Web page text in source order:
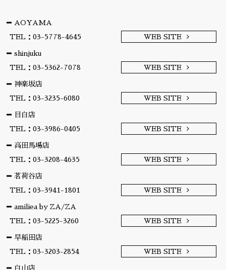
AOYAMA
TEL：03-5778-4645
WEB SITE
shinjuku
TEL：03-5362-7078
WEB SITE
神楽坂店
TEL：03-3235-6080
WEB SITE
目白店
TEL：03-3986-0405
WEB SITE
高田馬場店
TEL：03-3208-4635
WEB SITE
茗荷谷店
TEL：03-3941-1801
WEB SITE
amiliea by ZA/ZA
TEL：03-5225-3260
WEB SITE
早稲田店
TEL：03-3203-2854
WEB SITE
白山店